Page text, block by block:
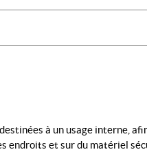
à un usage interne,
endroits et sur du matériel